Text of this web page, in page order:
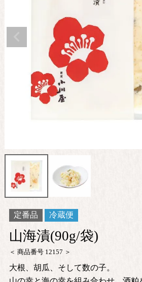
定番品 冷蔵便
山海漬(90g/袋)
商品番号 12157
大根、胡瓜、そして数の子。